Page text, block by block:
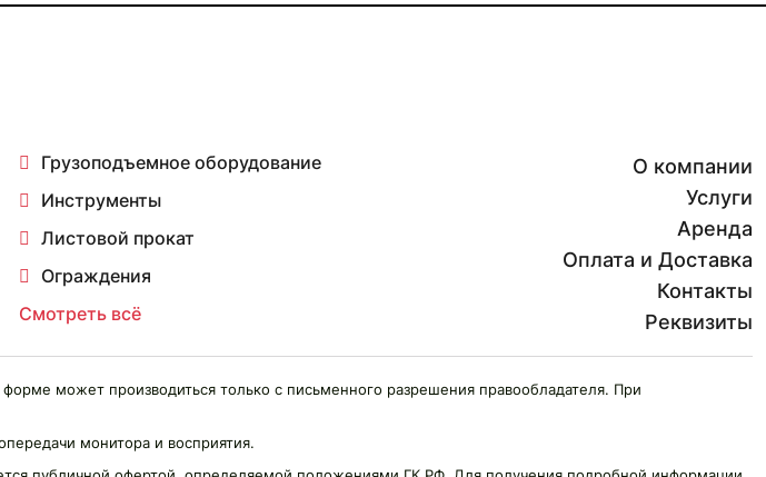
Грузоподъемное оборудование
Инструменты
Листовой прокат
Ограждения
Смотреть всё
О компании
Услуги
Аренда
Оплата и Доставка
Контакты
Реквизиты
может производиться только с письменного разрешения правообладателя. При
монитора и восприятия.